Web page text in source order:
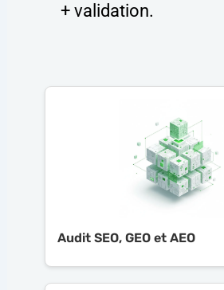
+ validation.
Audit SEO, GEO et AEO